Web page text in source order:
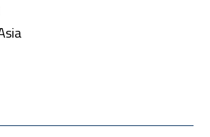
POTREBBE INTERESSARE